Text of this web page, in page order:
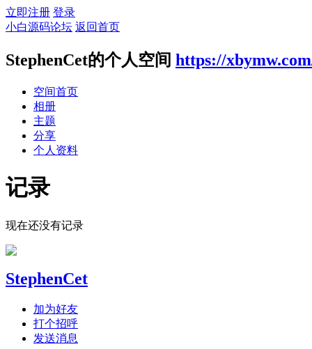
立即注册 登录
小白源码论坛 返回首页
StephenCet的个人空间 https://
空间首页
相册
主题
分享
个人资料
记录
现在还没有记录
StephenCet
加为好友
打个招呼
发送消息